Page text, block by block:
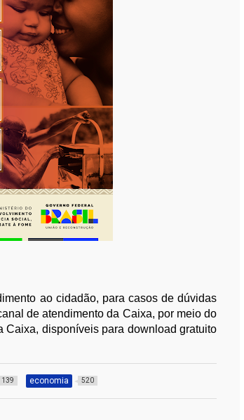
ao cidadão, para casos de dúvidas
de atendimento da Caixa, por meio do
Caixa, disponíveis para download gratuito
139 economia 520